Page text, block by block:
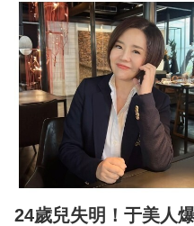
24歲兒失明！于美人